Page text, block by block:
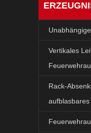
Vertikales
Rack-